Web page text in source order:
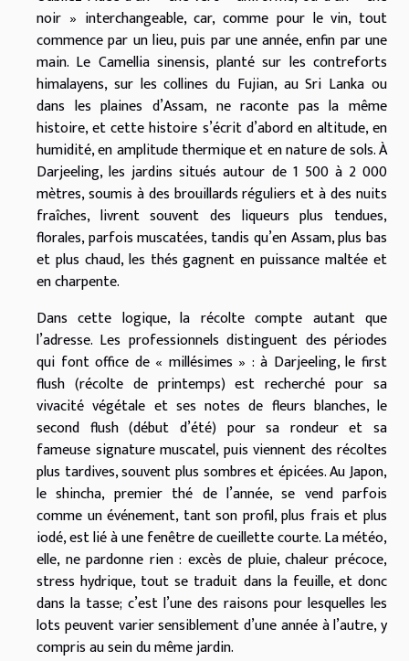
noir » interchangeable, car, comme pour le vin, tout
commence par un lieu, puis par une année, enfin par une
main. Le Camellia sinensis, planté sur les contreforts
himalayens, sur les collines du Fujian, au Sri Lanka ou
dans les plaines d’Assam, ne raconte pas la même
histoire, et cette histoire s’écrit d’abord en altitude, en
humidité, en amplitude thermique et en nature de sols. À
Darjeeling, les jardins situés autour de 1 500 à 2 000
mètres, soumis à des brouillards réguliers et à des nuits
fraîches, livrent souvent des liqueurs plus tendues,
florales, parfois muscatées, tandis qu’en Assam, plus bas
et plus chaud, les thés gagnent en puissance maltée et
en charpente.
Dans cette logique, la récolte compte autant que
l’adresse. Les professionnels distinguent des périodes
qui font office de « millésimes » : à Darjeeling, le first
flush (récolte de printemps) est recherché pour sa
vivacité végétale et ses notes de fleurs blanches, le
second flush (début d’été) pour sa rondeur et sa
fameuse signature muscatel, puis viennent des récoltes
plus tardives, souvent plus sombres et épicées. Au Japon,
le shincha, premier thé de l’année, se vend parfois
comme un événement, tant son profil, plus frais et plus
iodé, est lié à une fenêtre de cueillette courte. La météo,
elle, ne pardonne rien : excès de pluie, chaleur précoce,
stress hydrique, tout se traduit dans la feuille, et donc
dans la tasse; c’est l’une des raisons pour lesquelles les
lots peuvent varier sensiblement d’une année à l’autre, y
compris au sein du même jardin.